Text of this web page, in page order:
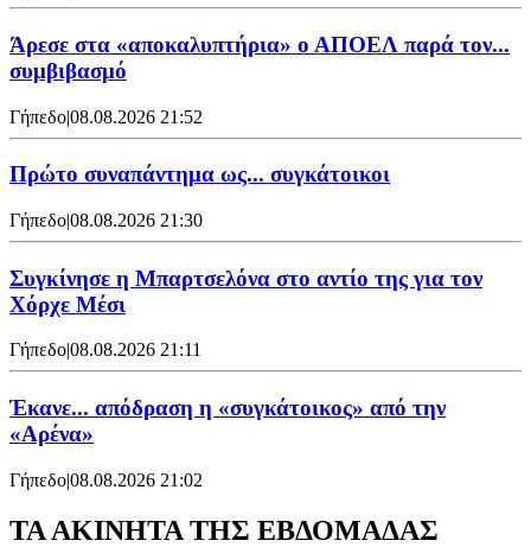
Άρεσε στα «αποκαλυπτήρια» ο ΑΠΟΕΛ παρά τον...
συμβιβασμό
Γήπεδο|08.08.2026 21:52
Πρώτο συναπάντημα ως... συγκάτοικοι
Γήπεδο|08.08.2026 21:30
Συγκίνησε η Μπαρτσελόνα στο αντίο της για τον
Χόρχε Μέσι
Γήπεδο|08.08.2026 21:11
Έκανε... απόδραση η «συγκάτοικος» από την
«Αρένα»
Γήπεδο|08.08.2026 21:02
ΤΑ ΑΚΙΝΗΤΑ ΤΗΣ ΕΒΔΟΜΑΔΑΣ